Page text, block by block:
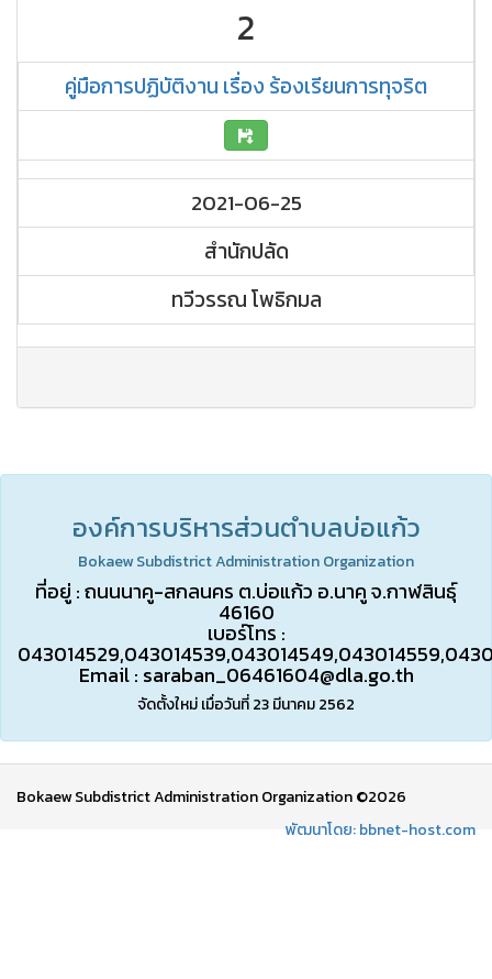
2
คู่มือการปฏิบัติงาน เรื่อง ร้องเรียนการทุจริต
2021-06-25
สำนักปลัด
ทวีวรรณ โพธิกมล
องค์การบริหารส่วนตำบลบ่อแก้ว
Bokaew Subdistrict Administration Organization
ที่อยู่ : ถนนนาคู-สกลนคร ต.บ่อแก้ว อ.นาคู จ.กาฬสินธุ์
46160
เบอร์โทร :
Email : saraban_06461604@dla.go.th
จัดตั้งใหม่ เมื่อวันที่ 23 มีนาคม 2562
Bokaew Subdistrict Administration Organization ©2026
พัฒนาโดย: bbnet-host.com